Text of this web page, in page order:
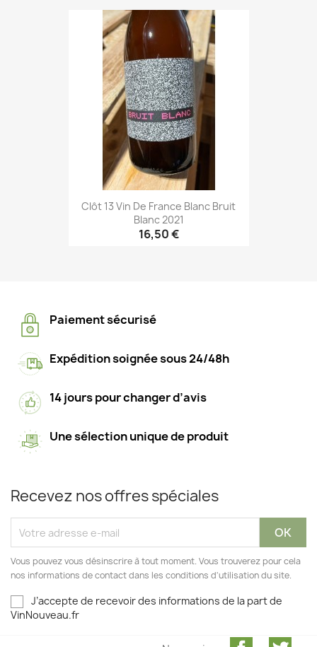
Clôt 13 Vin De France Blanc Bruit
Blanc 2021
16,50 €
Paiement sécurisé
Expédition soignée sous 24/48h
14 jours pour changer d’avis
Une sélection unique de produit
Recevez nos offres spéciales
Vous pouvez vous désinscrire à tout moment. Vous trouverez pour cela
nos informations de contact dans les conditions d'utilisation du site.
J’accepte de recevoir des informations de la part de
VinNouveau.fr